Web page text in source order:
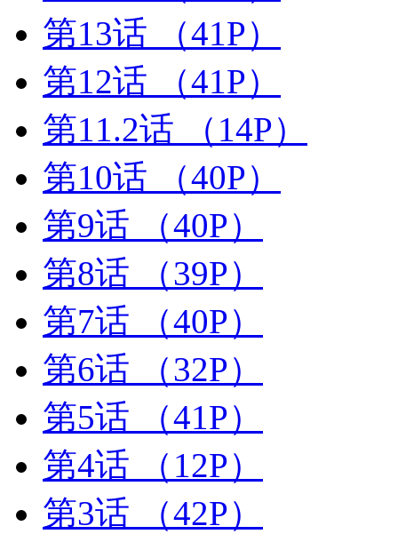
第13话
（41P）
第12话
（41P）
第11.2话
（14P）
第10话
（40P）
第9话
（40P）
第8话
（39P）
第7话
（40P）
第6话
（32P）
第5话
（41P）
第4话
（12P）
第3话
（42P）